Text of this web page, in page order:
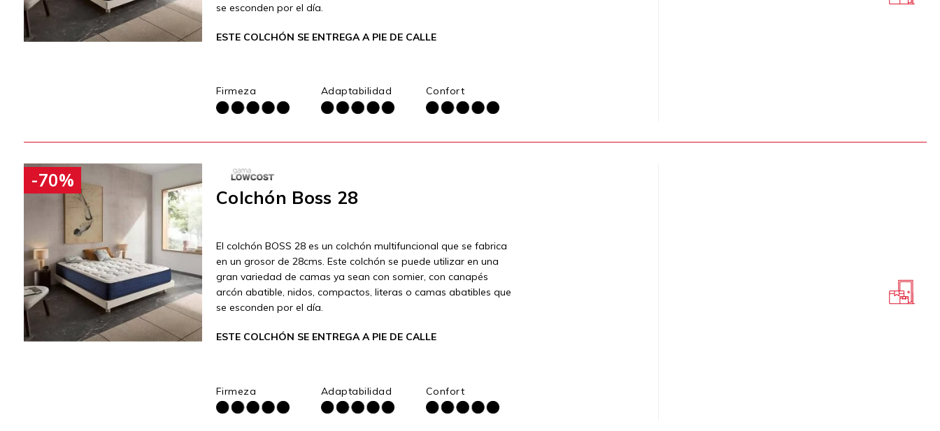
se esconden por el día.
ESTE COLCHÓN SE ENTREGA A PIE DE CALLE
Firmeza Adaptabilidad Confort
-70%
Colchón Boss 28
El colchón BOSS 28 es un colchón multifuncional que se fabrica
en un grosor de 28cms. Este colchón se puede utilizar en una
gran variedad de camas ya sean con somier, con canapés
arcón abatible, nidos, compactos, literas o camas abatibles que
se esconden por el día.
ESTE COLCHÓN SE ENTREGA A PIE DE CALLE
Firmeza Adaptabilidad Confort